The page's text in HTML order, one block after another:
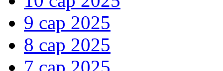
9 сар 2025
8 сар 2025